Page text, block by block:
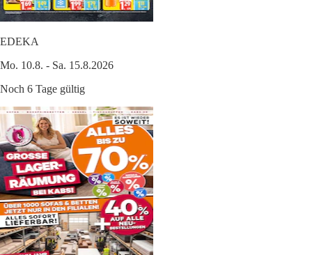
EDEKA
Mo. 10.8. - Sa. 15.8.2026
Noch 6 Tage gültig